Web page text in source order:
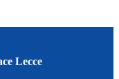
Lecce